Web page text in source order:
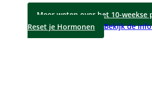
Meer weten over het 10-weekse
Reset je Hormonen
Bekijk de